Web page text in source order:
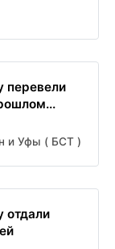
перевели
и Уфы ( БСТ )
отдали